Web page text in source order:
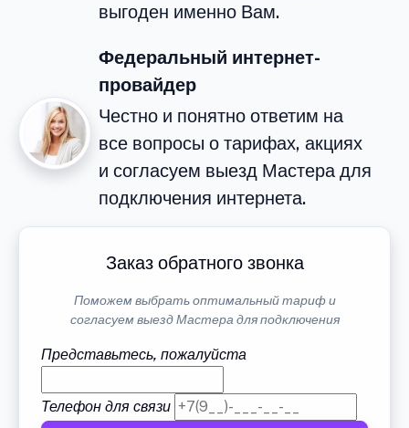
выгоден именно Вам.
Федеральный интернет-
провайдер
Честно и понятно ответим на
все вопросы о тарифах, акциях
и согласуем выезд Мастера для
подключения интернета.
Заказ обратного звонка
Поможем выбрать оптимальный тариф и
согласуем выезд Мастера для подключения
Представьтесь, пожалуйста
Телефон для связи